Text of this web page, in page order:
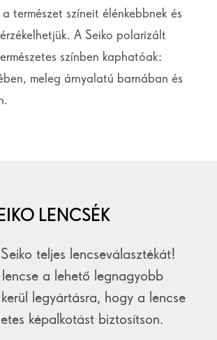
természet színeit élénkebbnek és
A Seiko polarizált
színben kaphatóak:
meleg árnyalatú barnában és
LENCSÉK
teljes lencseválasztékát!
a lehető legnagyobb
legyártásra, hogy a lencse
képalkotást biztosítson.